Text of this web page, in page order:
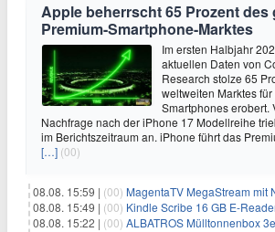
Apple beherrscht 65 Prozent des
Premium-Smartphone-Marktes
Im ersten Halbjahr
aktuellen Daten von
Research stolze 65
weltweiten Marktes
Smartphones erobert.
Nachfrage nach der iPhone 17 Modellreihe
im Berichtszeitraum an. iPhone führt das
[…] (00)
08.08. 15:59 | (00) MagentaTV MegaStream mit Netflix, Disney+, Apple TV+ &
08.08. 15:49 | (00) Kindle Scribe 16 GB E-Reader
08.08. 15:22 | (00) ALBATROS Mülltonnenbox 3er